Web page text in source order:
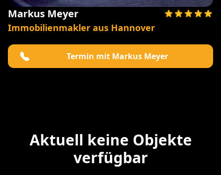
Markus Meyer
Immobilienmakler aus Hannover
Termin mit Markus Meyer
Aktuell keine Objekte
verfügbar